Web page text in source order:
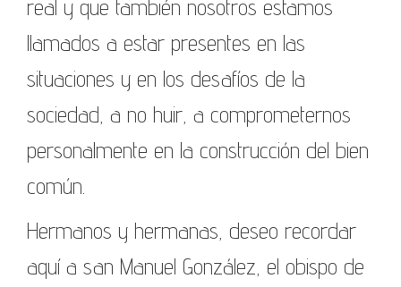
real y que también nosotros estamos
llamados a estar presentes en las
situaciones y en los desafíos de la
sociedad, a no huir, a comprometernos
personalmente en la construcción del bien
común.
Hermanos y hermanas, deseo recordar
aquí a san Manuel González, el obispo de